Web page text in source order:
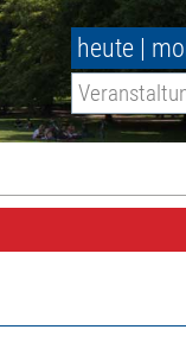
heute |